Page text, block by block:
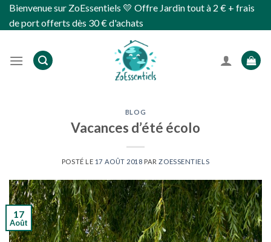
SkipBienvenue sur ZoEssentiels 💛 Offre Jardin tout à 2 € + frais
de port offerts dès 30 € d'achats
BLOG
Vacances d’été écolo
POSTÉ LE 17 AOÛT 2018 PARZOESSENTIELS
17
Août